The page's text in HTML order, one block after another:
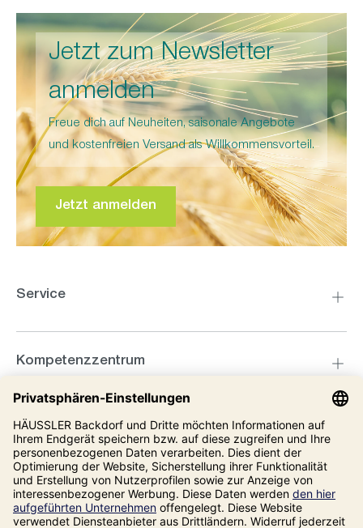
Jetzt zum Newsletter
anmelden
Freue dich auf Neuheiten, saisonale Angebote
und kostenfreien Versand als Willkommensvorteil.
Jetzt anmelden
Service
Kompetenzzentrum
Informationen
Unsere Adresse